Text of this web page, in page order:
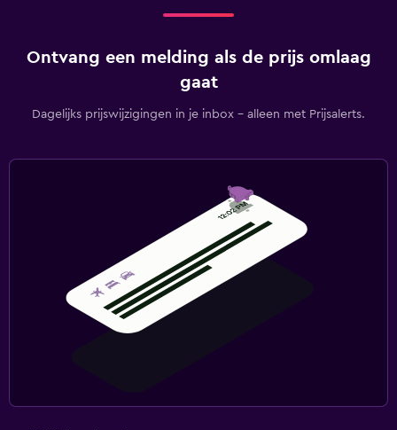
Ontvang een melding als de prijs omlaag
gaat
Dagelijks prijswijzigingen in je inbox - alleen met Prijsalerts.